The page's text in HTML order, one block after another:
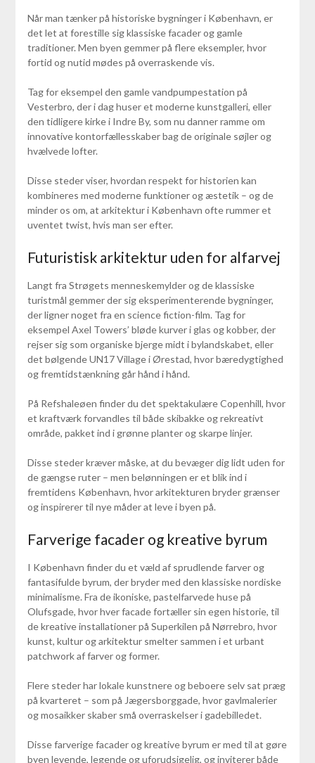
Når man tænker på historiske bygninger i København, er
det let at forestille sig klassiske facader og gamle
traditioner. Men byen gemmer på flere eksempler, hvor
fortid og nutid mødes på overraskende vis.
Tag for eksempel den gamle vandpumpestation på
Vesterbro, der i dag huser et moderne kunstgalleri, eller
den tidligere kirke i Indre By, som nu danner ramme om
innovative kontorfællesskaber bag de originale søjler og
hvælvede lofter.
Disse steder viser, hvordan respekt for historien kan
kombineres med moderne funktioner og æstetik – og de
minder os om, at arkitektur i København ofte rummer et
uventet twist, hvis man ser efter.
Futuristisk arkitektur uden for alfarvej
Langt fra Strøgets menneskemylder og de klassiske
turistmål gemmer der sig eksperimenterende bygninger,
der ligner noget fra en science fiction-film. Tag for
eksempel Axel Towers’ bløde kurver i glas og kobber, der
rejser sig som organiske bjerge midt i bylandskabet, eller
det bølgende UN17 Village i Ørestad, hvor bæredygtighed
og fremtidstænkning går hånd i hånd.
På Refshaleøen finder du det spektakulære Copenhill, hvor
et kraftværk forvandles til både skibakke og rekreativt
område, pakket ind i grønne planter og skarpe linjer.
Disse steder kræver måske, at du bevæger dig lidt uden for
de gængse ruter – men belønningen er et blik ind i
fremtidens København, hvor arkitekturen bryder grænser
og inspirerer til nye måder at leve i byen på.
Farverige facader og kreative byrum
I København finder du et væld af sprudlende farver og
fantasifulde byrum, der bryder med den klassiske nordiske
minimalisme. Fra de ikoniske, pastelfarvede huse på
Olufsgade, hvor hver facade fortæller sin egen historie, til
de kreative installationer på Superkilen på Nørrebro, hvor
kunst, kultur og arkitektur smelter sammen i et urbant
patchwork af farver og former.
Flere steder har lokale kunstnere og beboere selv sat præg
på kvarteret – som på Jægersborggade, hvor gavlmalerier
og mosaikker skaber små overraskelser i gadebilledet.
Disse farverige facader og kreative byrum er med til at gøre
byen levende, legende og uforudsigelig, og inviterer både